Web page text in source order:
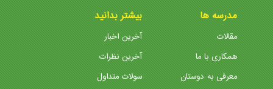
مدرسه ها
مقالات
همکاری با ما
معرفی به دوستان
بیشتر بدانید
آخرین اخبار
آخرین نظرات
سولات متداول